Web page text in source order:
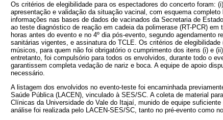
Os critérios de elegibilidade para os espectadores do concerto foram:
apresentação e validação da situação vacinal, com esquema
informações nas bases de dados de vacinados da Secretaria de
ao teste diagnóstico de reação em cadeia da polimerase (RT-PCR)
horas antes do evento e no 4º dia pós-evento, segundo agendamento
sanitárias vigentes, e assinatura do TCLE. Os critérios de
músicos, para quem não foi obrigatório o cumprimento dos itens (i) e
entretanto, foi compulsório para todos os envolvidos, durante todo o
garantissem completa vedação de nariz e boca. A equipe de apoio
necessário.
A listagem dos envolvidos no evento-teste foi encaminhada
Saúde Pública (LACEN), vinculado à SES/SC. A coleta de material
Clínicas da Universidade do Vale do Itajaí, munido de equipe
análise foi realizada pelo LACEN-SES/SC, tanto no pré-evento como